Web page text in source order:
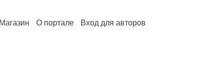
Магазин О портале Вход для авторов